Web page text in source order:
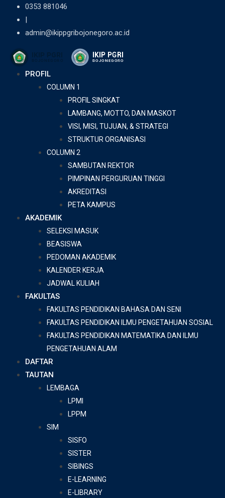
content
0353 881046
|
admin@ikippgribojonegoro.ac.id
PROFIL
COLUMN 1
PROFIL SINGKAT
LAMBANG, MOTTO, DAN MASKOT
VISI, MISI, TUJUAN, & STRATEGI
STRUKTUR ORGANISASI
COLUMN 2
SAMBUTAN REKTOR
PIMPINAN PERGURUAN TINGGI
AKREDITASI
PETA KAMPUS
AKADEMIK
SELEKSI MASUK
BEASISWA
PEDOMAN AKADEMIK
KALENDER KERJA
JADWAL KULIAH
FAKULTAS
FAKULTAS PENDIDIKAN BAHASA DAN SENI
FAKULTAS PENDIDIKAN ILMU PENGETAHUAN SOSIAL
FAKULTAS PENDIDIKAN MATEMATIKA DAN ILMU
PENGETAHUAN ALAM
DAFTAR
TAUTAN
LEMBAGA
LPMI
LPPM
SIM
SISFO
SISTER
SIBINGS
E-LEARNING
E-LIBRARY